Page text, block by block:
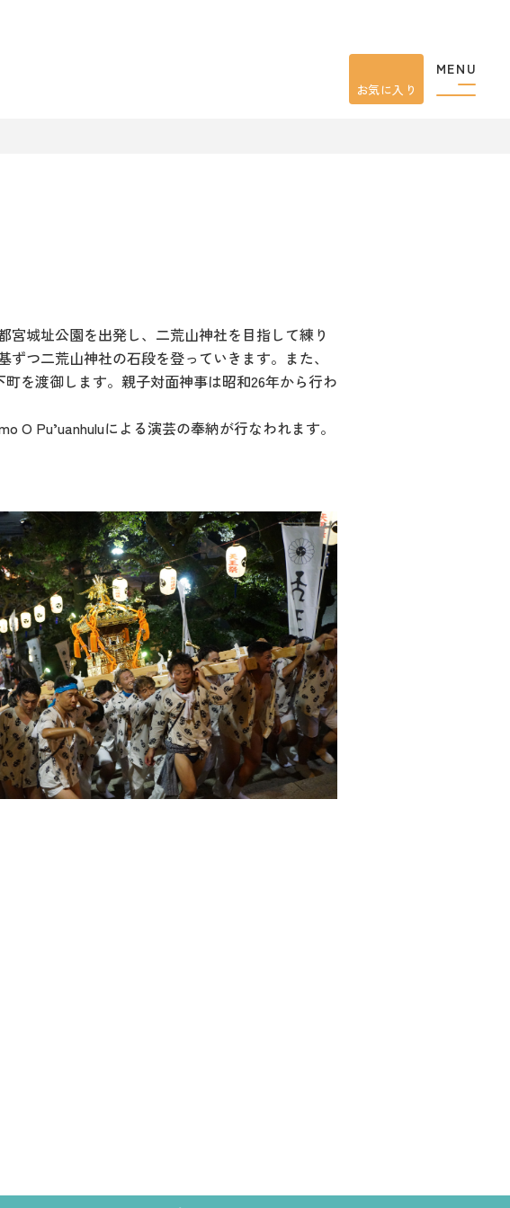
MENU
お気に入り
宮城址公園を出発し、二荒山神社を目指して練り
つ二荒山神社の石段を登っていきます。また、
を渡御します。親子対面神事は昭和26年から行わ
O Pu’uanhuluによる演芸の奉納が行なわれます。